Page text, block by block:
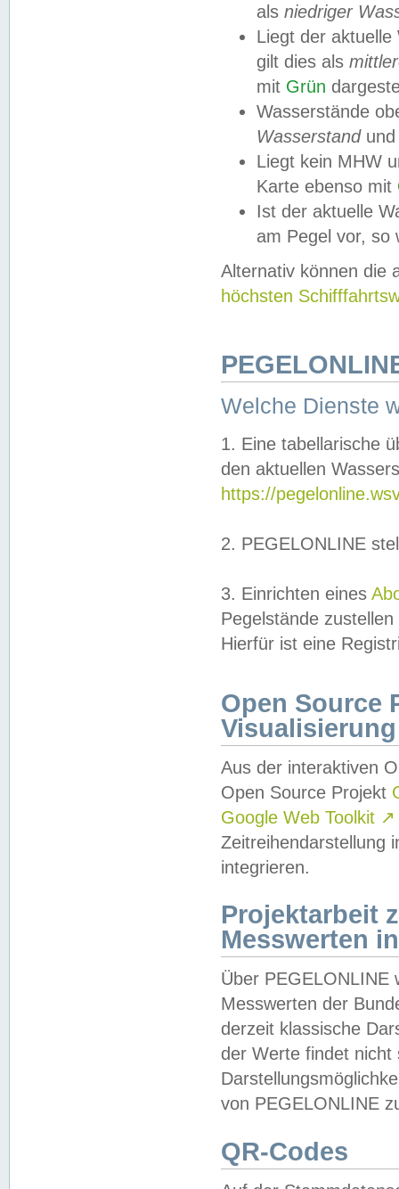
als niedriger
Liegt der
gilt dies als
mit Grün
Wasserstände
Wasserstandund
Liegt kein MHW
Karte ebenso mit
Ist der aktuelle
am Pegel vor,
Alternativ können die
höchsten
Welche Dienste
1. Eine tabellarische
den aktuellen
https://
2. PEGELONLINE
3. Einrichten eines
Pegelstände
Hierfür ist eine
Open Source
Visualisierung
Aus der interaktiven
Open Source Projekt
Google Web Toolkit ↗
Zeitreihendarstellung
integrieren.
Projektarbeit
Messwerten
Über PEGELONLINE
Messwerten der
derzeit klassische
der Werte findet
von PEGELONLINE
QR-Codes